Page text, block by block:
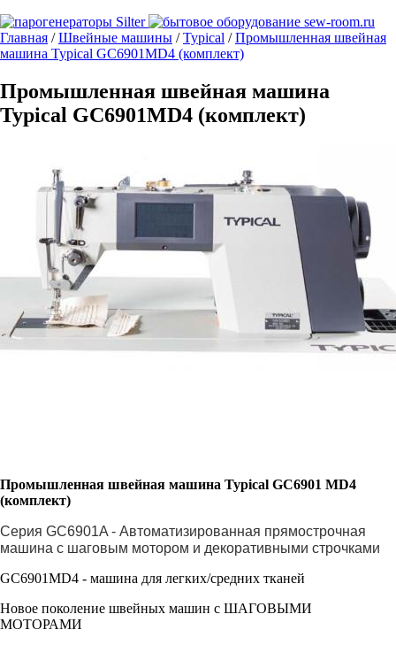
Главная /Швейные машины /Typical /Промышленная швейная
машина Typical GC6901MD4 (комплект)
Промышленная швейная машина
Typical GC6901MD4 (комплект)
Промышленная швейная машина Typical GC6901 MD4
(комплект)
Серия GC6901A - Автоматизированная прямострочная
машина с шаговым мотором и декоративными строчками
GC6901MD4 - машина для легких/средних тканей
Новое поколение швейных машин с ШАГОВЫМИ
МОТОРАМИ